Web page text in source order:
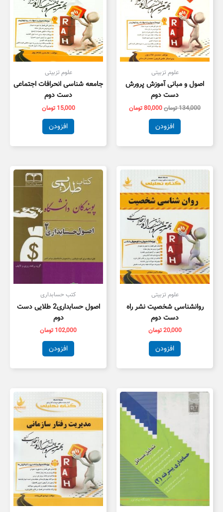
علوم تزبیتی
اصول و مبانی آموزش پرورش
دست دوم
134,000تومان80,000تومان
افزودن
علوم تزبیتی
جامعه شناسی انحرافات اجتماعی
دست دوم
15,000 تومان
افزودن
علوم تزبیتی
روانشناسی شخصیت نشر راه
دست دوم
20,000تومان
افزودن
کتب حسابداری
اصول حسابداری2 طلایی دست
دوم
102,000 تومان
افزودن